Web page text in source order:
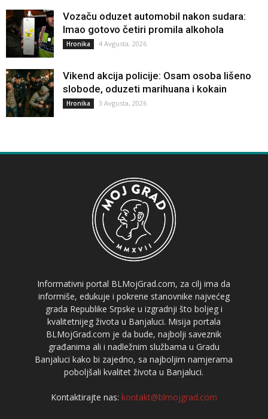
Vozaču oduzet automobil nakon sudara:
Imao gotovo četiri promila alkohola
Hronika 4 Avgusta, 2026
Vikend akcija policije: Osam osoba lišeno
slobode, oduzeti marihuana i kokain
Hronika 3 Avgusta, 2026
Informativni portal BLMojGrad.com, za cilj ima da
informiše, edukuje i pokrene stanovnike najvećeg
grada Republike Srpske u izgradnji što boljeg i
kvalitetnijeg života u Banjaluci. Misija portala
BLMojGrad.com je da bude, najbolji saveznik
građanima ali i nadležnim službama u Gradu
Banjaluci kako bi zajedno, sa najboljim namjerama
poboljšali kvalitet života u Banjaluci.
Kontaktirajte nas: kontakt@blmojgrad.com